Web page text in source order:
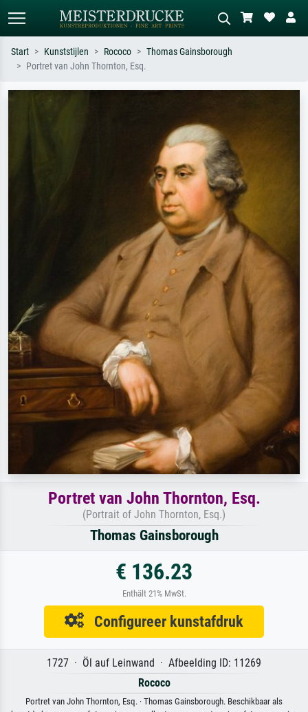
olieverfschilderij, staand naakt naast
een boom.
Start Kunststijlen Rococo
Thomas Gainsborough
Portret van John Thornton, Esq.
Portret van John Thornton, Esq.
(Portrait of John Thornton, Esq.)
Thomas Gainsborough
€ 136.23
Enthält 21% MwSt.
Configureer kunstafdruk
1727 · Öl auf Leinwand · Afbeelding ID: 11269
Rococo
Portret van John Thornton, Esq. · Thomas Gainsborough. Beschikbaar als